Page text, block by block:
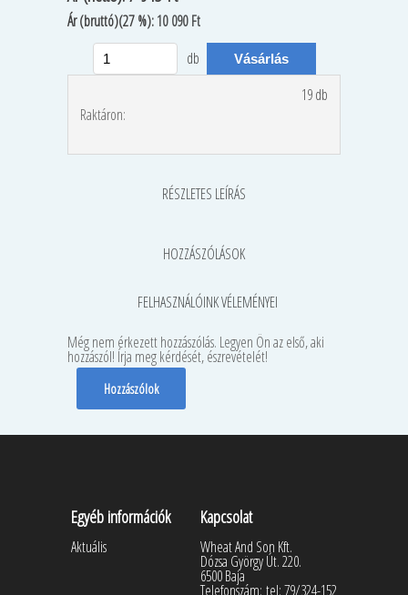
Ár(bruttó)(27 %):10 090 Ft
db
Raktáron:
19 db
RÉSZLETES LEÍRÁS
HOZZÁSZÓLÁSOK
FELHASZNÁLÓINK VÉLEMÉNYEI
Még nem érkezett hozzászólás. Legyen Ön az első, aki
hozzászól! Írja meg kérdését, észrevételét!
Hozzászólok
Egyéb információk
Aktuális
Kapcsolat
Wheat And Son Kft.
Dózsa György Út. 220.
6500 Baja
Telefonszám: tel: 79/324-152